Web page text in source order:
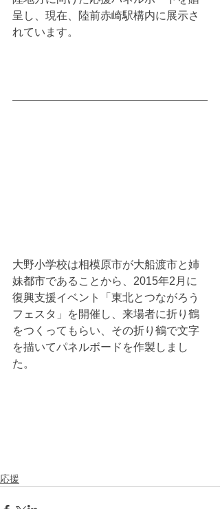
呈し、現在、陸前赤崎駅構内に展示さ
れています。
大野小学校は相模原市が大船渡市と姉
妹都市であることから、2015年2月に
復興支援イベント「東北とつながろう
フェスタ」を開催し、来場者に折り鶴
をつくってもらい、その折り鶴で文字
を描いてパネルボードを作製しまし
た。
応援